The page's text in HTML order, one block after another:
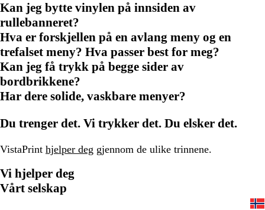
Kan jeg bytte vinylen på innsiden av
rullebanneret?
Hva er forskjellen på en avlang meny og en
trefalset meny? Hva passer best for meg?
Kan jeg få trykk på begge sider av
bordbrikkene?
Har dere solide, vaskbare menyer?
Du trenger det. Vi trykker det. Du elsker det.
VistaPrint hjelper deg gjennom de ulike trinnene.
Vi hjelper deg
Vårt selskap